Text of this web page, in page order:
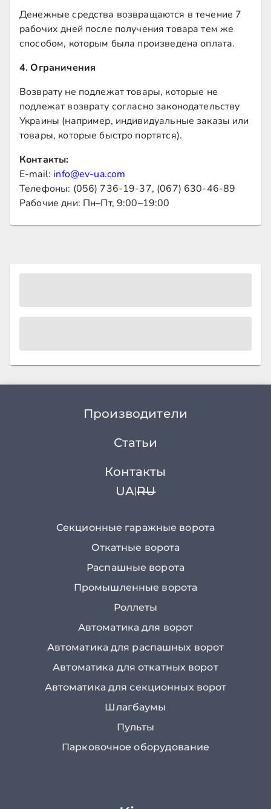
Денежные средства возвращаются в течение 7
рабочих дней после получения товара тем же
способом, которым была произведена оплата.
4. Ограничения
Возврату не подлежат товары, которые не
подлежат возврату согласно законодательству
Украины (например, индивидуальные заказы или
товары, которые быстро портятся).
Контакты:
E-mail: info@ev-ua.com
Телефоны: (056) 736-19-37, (067) 630-46-89
Рабочие дни: Пн–Пт, 9:00–19:00
Производители
Статьи
Контакты
UA|RU
Секционные гаражные ворота
Откатные ворота
Распашные ворота
Промышленные ворота
Роллеты
Автоматика для ворот
Автоматика для распашных ворот
Автоматика для откатных ворот
Автоматика для секционных ворот
Шлагбаумы
Пульты
Парковочное оборудование